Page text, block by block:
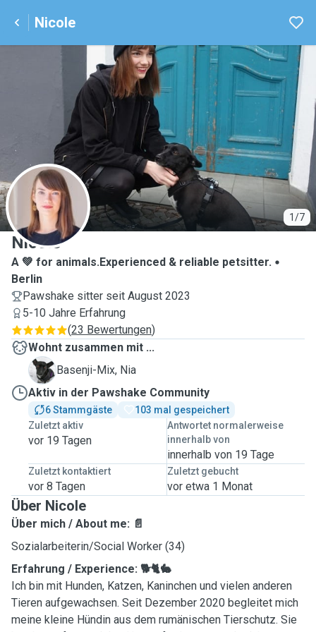
Nicole
1/7
N
Nicole
A 💚 for animals.Experienced & reliable petsitter.
Berlin
Pawshake sitter seit August 2023
5-10 Jahre Erfahrung
(23 Bewertungen)
Wohnt zusammen mit ...
N
Basenji-Mix, Nia
Aktiv in der Pawshake Community
6 Stammgäste
103 mal gespeichert
Zuletzt aktiv
vor 19 Tagen
Antwortet normalerweise
innerhalb von
innerhalb von 19 Tage
Zuletzt kontaktiert
vor 8 Tagen
Zuletzt gebucht
vor etwa 1 Monat
Über Nicole
Über mich / About me: 📄
Sozialarbeiterin/Social Worker (34)
Erfahrung / Experience: 🐕🐈🐇
Ich bin mit Hunden, Katzen, Kaninchen und vielen anderen
Tieren aufgewachsen. Seit Dezember 2020 begleitet mich
meine kleine Hündin aus dem rumänischen Tierschutz. Sie